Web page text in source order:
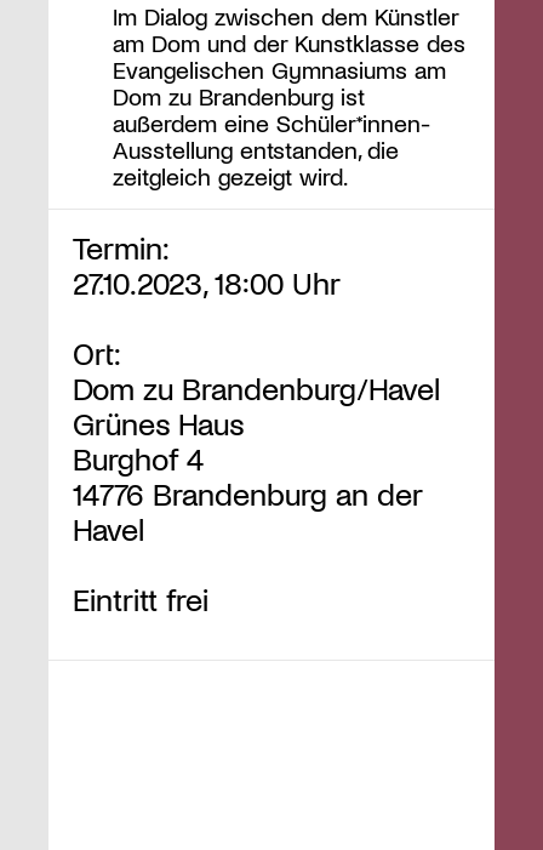
Im Dialog zwischen dem Künstler
am Dom und der Kunstklasse des
Evangelischen Gymnasiums am
Dom zu Brandenburg ist
außerdem eine Schüler*innen-
Ausstellung entstanden, die
zeitgleich gezeigt wird.
Termin:
27.10.2023, 18:00 Uhr
Ort:
Dom zu Brandenburg/Havel
Grünes Haus
Burghof 4
14776 Brandenburg an der
Havel
Eintritt frei